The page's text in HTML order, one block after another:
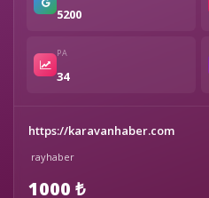
5200
PA
34
https://karavanhaber.com
rayhaber
1000 ₺